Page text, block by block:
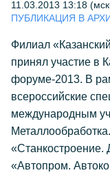
11.03.2013 13:18
ПУБЛИКАЦИЯ В
Филиал
принял участие в
форуме-2013. В
всероссийские
международным
«Станкостроение.
«Автопром.